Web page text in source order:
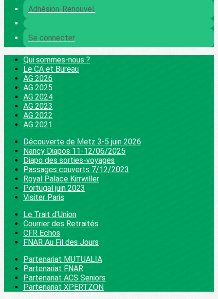
Adhésion-Renouvel.
Se connecter
Qui sommes-nous ?
Le CA et Bureau
AG 2026
AG 2025
AG 2024
AG 2023
AG 2022
AG 2021
Découverte de Metz 3-5 juin 2026
Nancy Diapos 11-12/06/2025
Diapo des sorties-voyages
Passages couverts 7/12/2023
Royal Palace Kirrwiller
Portugal juin 2023
Visiter Paris
Le Trait d'Union
Courrier des Retraités
CFR Echos
FNAR Au Fil des Jours
Partenariat MUTUALIA
Partenariat FNAR
Partenariat ACS Seniors
Partenariat XPERTZON